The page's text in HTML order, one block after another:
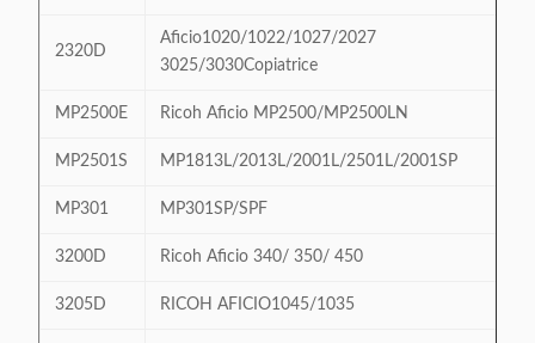
2320D
Aficio1020/1022/1027/2027
3025/3030Copiatrice
MP2500E Ricoh Aficio MP2500/MP2500LN
MP2501S MP1813L/2013L/2001L/2501L/2001SP
MP301 MP301SP/SPF
3200D Ricoh Aficio 340/ 350/ 450
3205D RICOH AFICIO1045/1035